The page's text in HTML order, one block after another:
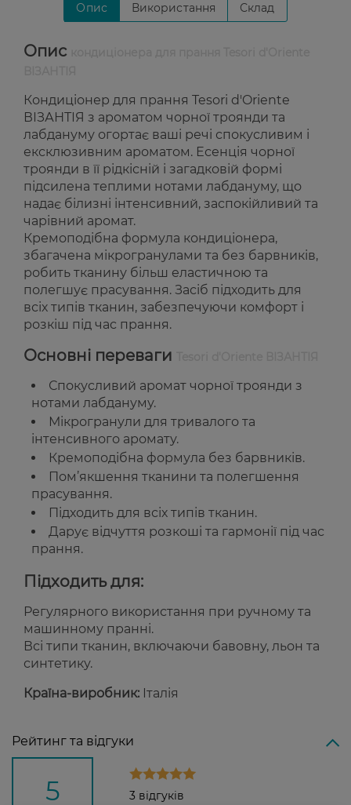
Опис Використання Склад
Опис
Кондиціонер для прання Tesori d'Oriente
ВІЗАНТІЯ з ароматом чорної троянди та
лабдануму огортає ваші речі спокусливим і
ексклюзивним ароматом. Есенція чорної
троянди в її рідкісній і загадковій формі
підсилена теплими нотами лабдануму, що
надає білизні інтенсивний, заспокійливий та
чарівний аромат.
Кремоподібна формула кондиціонера,
збагачена мікрогранулами та без барвників,
робить тканину більш еластичною та
полегшує прасування. Засіб підходить для
всіх типів тканин, забезпечуючи комфорт і
розкіш під час прання.
Основні переваги
Спокусливий аромат чорної троянди з
нотами лабдануму.
Мікрогранули для тривалого та
інтенсивного аромату.
Кремоподібна формула без барвників.
Пом’якшення тканини та полегшення
прасування.
Підходить для всіх типів тканин.
Дарує відчуття розкоші та гармонії під час
прання.
Підходить для:
Регулярного використання при ручному та
машинному пранні.
Всі типи тканин, включаючи бавовну, льон та
синтетику.
Країна-виробник: Італія
Рейтинг та відгуки
5 3 відгуків